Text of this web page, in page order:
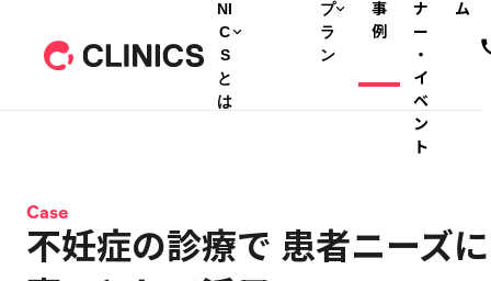
NI
C
S
と
は
プ
ラ
ン
事
例
ナ
ー
・
イ
ベ
ン
ト
ム
Case
不妊症の診療で 患者ニーズ